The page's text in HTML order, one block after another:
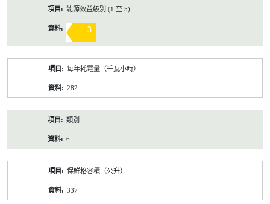
能源效益級別 (1 至 5)
3
每年耗電量（千瓦小時）
282
類別
6
保鮮格容積（公升）
337